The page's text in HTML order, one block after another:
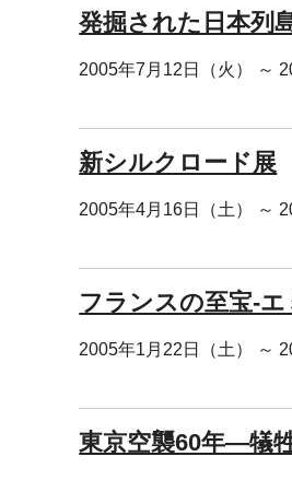
発掘された日本列
2005年7月12日（火） ～
新シルクロード展
2005年4月16日（土） ～
フランスの至宝-
2005年1月22日（土） ～
東京空襲60年―犠